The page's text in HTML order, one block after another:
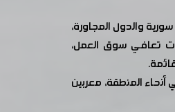
والدول المجاورة،
تعافي سوق العمل،
المنطقة، معربين